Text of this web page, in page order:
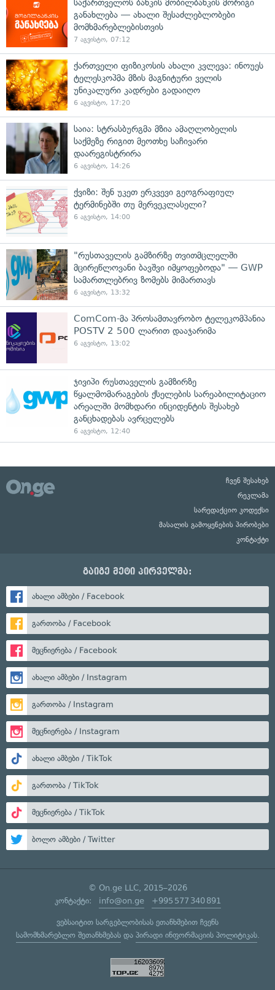
საქართველოს ბანკის მობილბანკის მორიგი
განახლება — ახალი შესაძლებლობები
მომხმარებლებისთვის
7 აგვისტო, 07:12
ქართველი ფიზიკოსის ახალი კვლევა: ინოუეს
ტელესკოპმა მზის მაგნიტური ველის
უნიკალური კადრები გადაიღო
6 აგვისტო, 17:20
საია: სტრასბურგმა მზია ამაღლობელის
საქმეზე რიგით მეოთხე საჩივარი
დაარეგისტრირა
6 აგვისტო, 14:26
ქვიზი: შენ უკეთ ერკვევი გეოგრაფიულ
ტერმინებში თუ მერვეკლასელი?
6 აგვისტო, 14:00
"რუსთაველის გამზირზე თვითმცლელში
მცირეწლოვანი ბავშვი იმყოფებოდა" — GWP
სამართლებრივ ზომებს მიმართავს
6 აგვისტო, 13:32
ComCom-მა პროსამთავრობო ტელეკომპანია
POSTV 2 500 ლარით დააჯარიმა
6 აგვისტო, 13:02
ჯივიპი რუსთაველის გამზირზე
წყალმომარაგების ქსელების სარეაბილიტაციო
არეალში მომხდარი ინციდენტის შესახებ
განცხადებას ავრცელებს
6 აგვისტო, 12:40
ჩვენ შესახებ
რეკლამა
სარედაქციო კოდექსი
მასალის გამოყენების პირობები
კონტაქტი
გაიგე მეტი პირველმა:
ახალი ამბები / Facebook
გართობა / Facebook
მეცნიერება / Facebook
ახალი ამბები / Instagram
გართობა / Instagram
მეცნიერება / Instagram
ახალი ამბები / TikTok
გართობა / TikTok
მეცნიერება / TikTok
ბოლო ამბები / Twitter
© On.ge LLC, 2015–2026
კონტაქტი: info@on.ge +995 577 340 891
ვებსაიტით სარგებლობისას ეთანხმებით ჩვენს
სამომხმარებლო შეთანხმებასდა პირადი ინფორმაციის პოლიტიკას.